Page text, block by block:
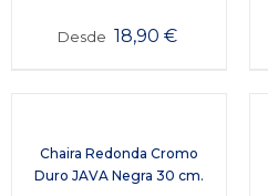
Desde 18,90 €
Chaira Redonda Cromo
Duro JAVA Negra 30 cm.